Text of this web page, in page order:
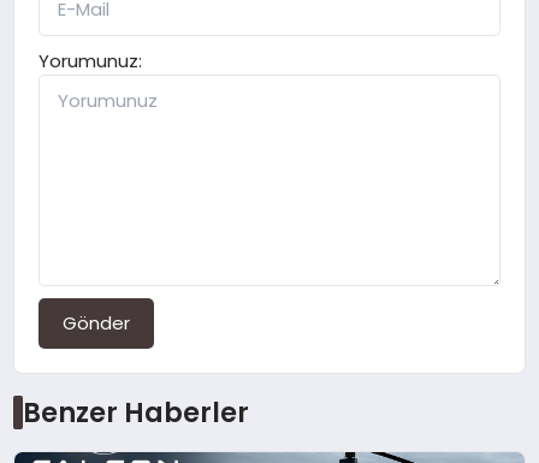
Yorumunuz:
Gönder
Benzer Haberler